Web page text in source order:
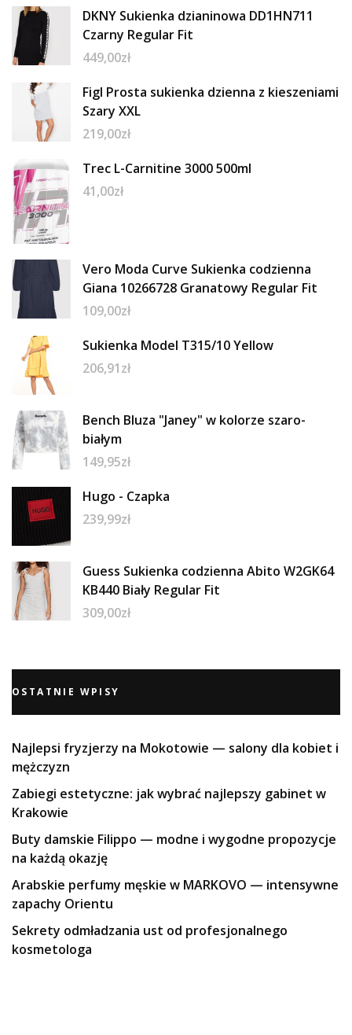
DKNY Sukienka dzianinowa DD1HN711
Czarny Regular Fit
449,00zł
Figl Prosta sukienka dzienna z kieszeniami
Szary XXL
219,00zł
Trec L-Carnitine 3000 500ml
41,00zł
Vero Moda Curve Sukienka codzienna
Giana 10266728 Granatowy Regular Fit
109,00zł
Sukienka Model T315/10 Yellow
206,91zł
Bench Bluza "Janey" w kolorze szaro-
białym
149,95zł
Hugo - Czapka
239,99zł
Guess Sukienka codzienna Abito W2GK64
KB440 Biały Regular Fit
309,00zł
OSTATNIE WPISY
Najlepsi fryzjerzy na Mokotowie — salony dla kobiet i
mężczyzn
Zabiegi estetyczne: jak wybrać najlepszy gabinet w
Krakowie
Buty damskie Filippo — modne i wygodne propozycje
na każdą okazję
Arabskie perfumy męskie w MARKOVO — intensywne
zapachy Orientu
Sekrety odmładzania ust od profesjonalnego
kosmetologa